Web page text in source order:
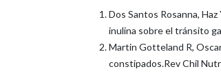
Dos Santos Rosanna,
inulina sobre el tránsito
Martin Gotteland R,
constipados.Rev Chil